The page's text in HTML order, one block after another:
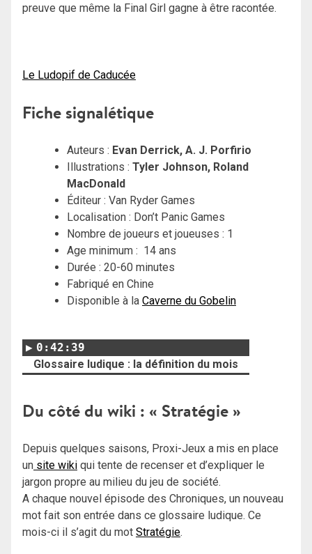
preuve que même la Final Girl gagne à être racontée.
Le Ludopif de Caducée
Fiche signalétique
Auteurs : Evan Derrick, A. J. Porfirio
Illustrations : Tyler Johnson, Roland
MacDonald
Éditeur : Van Ryder Games
Localisation : Don’t Panic Games
Nombre de joueurs et joueuses : 1
Age minimum : 14 ans
Durée : 20-60 minutes
Fabriqué en Chine
Disponible à la Caverne du Gobelin
0:42:39
Glossaire ludique : la définition du mois
Du côté du wiki : « Stratégie »
Depuis quelques saisons, Proxi-Jeux a mis en place
un site wiki qui tente de recenser et d’expliquer le
jargon propre au milieu du jeu de société.
A chaque nouvel épisode des Chroniques, un nouveau
mot fait son entrée dans ce glossaire ludique. Ce
mois-ci il s’agit du mot Stratégie.